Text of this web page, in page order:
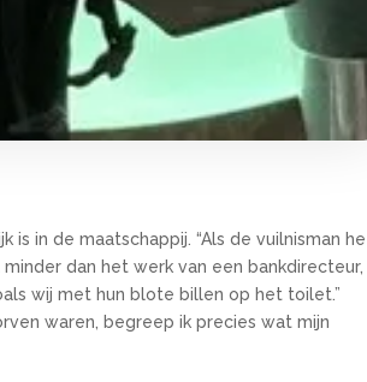
in de maatschappij. “Als de vuilnisman
dan het werk van een bankdirecteur,
wij met hun blote billen op het toilet.”
waren, begreep ik precies wat mijn